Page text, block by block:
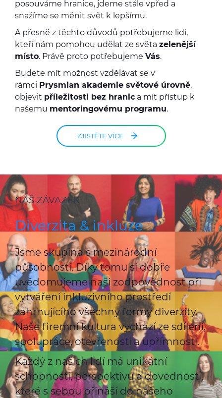
posouváme hranice, jdeme stále vpřed a
snažíme se měnit svět k lepšímu.
A přesně z těchto důvodů potřebujeme lidi,
kteří nám pomohou udělat ze světa zelenější
místo. Právě proto potřebujeme Vás.
Budete mít možnost vzdělávat se v
rámci Prysmian akademie světové úrovně,
objevit příležitosti bez hranic a mít přístup k
našemu mentoringovému programu.
ZJISTĚTE VÍCE
NÁŠ ZÁVAZEK
Diverzita & inkluze
Jsme skupina s mezinárodní
působností. Díky tomu si dobře
uvědomujeme naši zodpovědnost při
vytváření inkluzivního prostředí
zahrnujícího všechny formy diverzity.
Naše firemní kultura vychází ze sdílení,
spolupráce, otevřenosti a upřímnosti.
Každý z našich lidí má unikátní
schopnosti, perspektivu a dovednosti,
které s sebou přináší do našeho